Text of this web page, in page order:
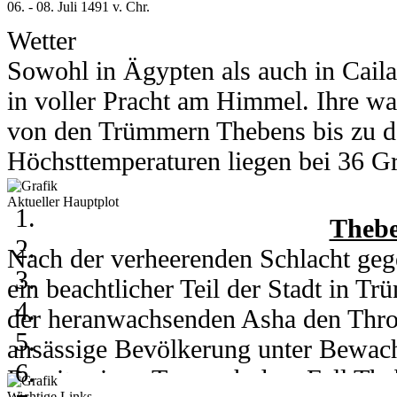
06. - 08. Juli 1491 v. Chr.
Wetter
Sowohl in Ägypten als auch in
in voller Pracht am Himmel. Ihre
von den Trümmern Thebens bis zu
Höchsttemperaturen liegen bei 36
Grad runter.
In Kou herrschen am 6. und 7. Juli
Grad. Am 8. des Monats kühlt ein
auf 28 Grad runter. Nachts erreicht
06. - 08. Juli 2003
Aktueller Hauptplot
Nach der verheerenden Schlacht
ein beachtlicher Teil der Stadt in
der heranwachsenden Asha den
ansässige Bevölkerung unter
Bereits einen Tag nach dem Fall